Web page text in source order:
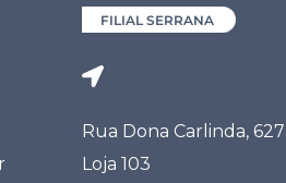
FILIAL SERRANA
Rua Dona Carlinda, 627 |
Loja 103